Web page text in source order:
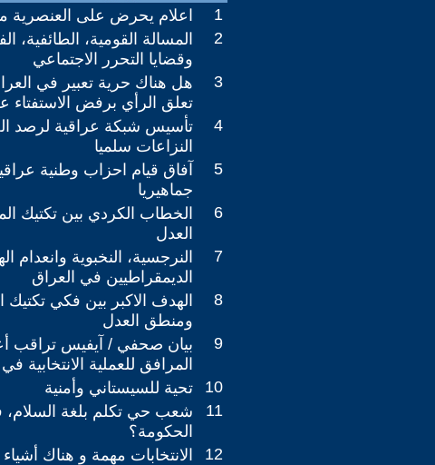
اعلام يحرض على العنصرية
1
المسالة القومية، الطائفية،
وقضايا التحرر الاجتماعي
2
هل هناك حرية تعبير في
تعلق الرأي برفض
3
تأسيس شبكة عراقية لرصد
النزاعات سلميا
4
آفاق قيام احزاب وطنية
جماهيريا
5
الخطاب الكردي بين تكتيك
العدل
6
النرجسية، النخبوية وانعدام
الديمقراطيين في العراق
7
الهدف الاكبر بين فكي تكتيك
ومنطق العدل
8
بيان صحفي / آيفيس تراقب
المرافق للعملية الانتخابية
9
تحية للسيستاني وأمنية
10
شعب حي تكلم بلغة السلام،
الحكومة؟
11
الانتخابات مهمة و هناك 12